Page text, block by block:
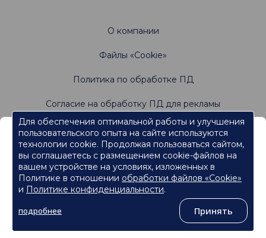
, 2026
О компании
Файлы «Cookie»
Политика по обработке ПД
Согласие на обработку ПД для рекламы
Не является офертой. Имеются противопоказания.
Проконсультируйтесь со специалистами
Информация, содержащаяся на данном веб-
сайте, предназначена для работников
сферы здравоохранения.
Нажмите кнопку "Продолжить", чтобы подтвердить, что
являетесь работником сферы здравоохранения и перейти к
Для обеспечения оптимальной работы и улучшения
пользовательского опыта на сайте используются
технологии cookie. Продолжая пользоваться сайтом,
вы соглашаетесь с размещением cookie-файлов на
вашем устройстве на условиях, изложенных в
Политике в отношении обработки файлов «Cookie»
и Политике конфиденциальности.
подробнее
Принять